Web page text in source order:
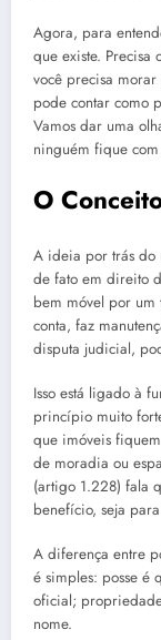
Agora, para
que existe.
você precisa
pode contar como
Vamos dar uma
ninguém fique
O
A ideia por trás do
de fato em direito
bem móvel por
conta, faz
disputa judicial,
Isso está ligado à
princípio muito
que imóveis
de moradia ou
(artigo 1.228) fala
benefício, seja
A diferença entre
é simples: posse é
oficial;
nome.